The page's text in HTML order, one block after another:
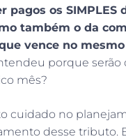
pagos os SIMPLES
também o da
vence no mesmo
porque serão
mês?
cuidado no
desse tributo.